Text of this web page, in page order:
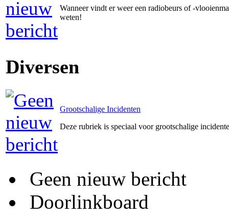
Wanneer vindt er weer een radiobeurs of -
weten!
Diversen
Grootschalige Incidenten
Deze rubriek is speciaal voor grootschalige
Geen nieuw bericht
Doorlinkboard